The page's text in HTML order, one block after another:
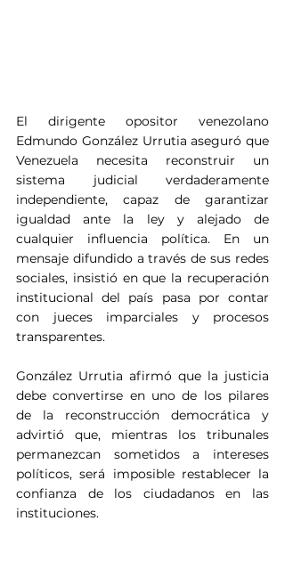
El dirigente opositor venezolano
Edmundo González Urrutia aseguró que
Venezuela necesita reconstruir un
sistema judicial verdaderamente
independiente, capaz de garantizar
igualdad ante la ley y alejado de
cualquier influencia política. En un
mensaje difundido a través de sus redes
sociales, insistió en que la recuperación
institucional del país pasa por contar
con jueces imparciales y procesos
transparentes.
González Urrutia afirmó que la justicia
debe convertirse en uno de los pilares
de la reconstrucción democrática y
advirtió que, mientras los tribunales
permanezcan sometidos a intereses
políticos, será imposible restablecer la
confianza de los ciudadanos en las
instituciones.